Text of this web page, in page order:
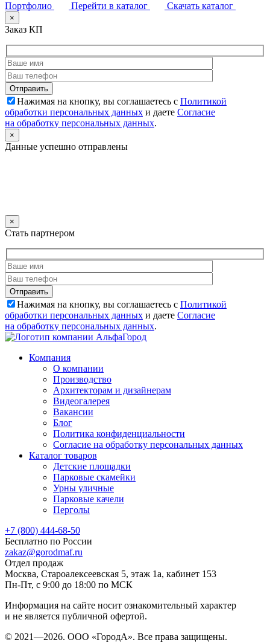
Портфолио
Перейти в каталог Скачать каталог
×
Заказ КП
Нажимая на кнопку, вы соглашаетесь с Политикой
обработки персональных данных и даете Согласие
на обработку персональных данных.
×
Данные успешно отправлены
×
Стать партнером
Нажимая на кнопку, вы соглашаетесь с Политикой
обработки персональных данных и даете Согласие
на обработку персональных данных.
Компания
О компании
Производство
Архитекторам и дизайнерам
Видеогалерея
Вакансии
Блог
Политика конфиденциальности
Согласие на обработку персональных данных
Каталог товаров
Детские площадки
Парковые скамейки
Урны уличные
Парковые качели
Перголы
+7 (800) 444-68-50
Бесплатно по России
zakaz@gorodmaf.ru
Отдел продаж
Москва, Староалексеевская 5, этаж 1а, кабинет 153
Пн-Пт, с 9:00 до 18:00 по МСК
Информация на сайте носит ознакомительный характер
и не является публичной офертой.
© 2021—2026. ООО «ГородА». Все права защищены.